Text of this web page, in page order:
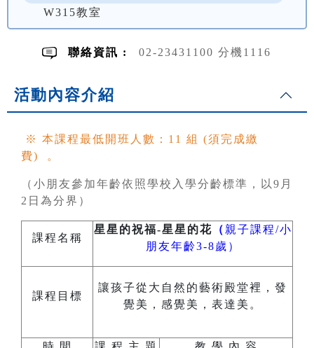
W315教室
聯絡資訊 : 02-23431100 分機1116
活動內容介紹
※ 本課程最低開班人數：11 組 (須完成繳
費) 。
（小朋友參加年齡依照學校入學分齡標準，以9月
2日為分界）
課程名稱
星星的祝福-星星的花​ （ 親子課程/小
朋友年齡3-8歲）
課程目標
讓孩子從大自然的藝術殿堂裡，發
覺美，感覺美，表達美。